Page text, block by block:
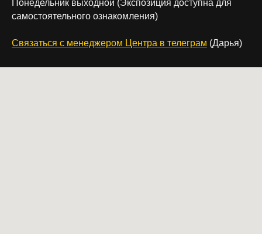
Понедельник выходной (Экспозиция доступна для
самостоятельного ознакомления)
Связаться с менеджером Центра в телеграм (Дарья)